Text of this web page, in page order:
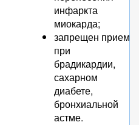
инфаркта
миокарда;
запрещен прием
при
брадикардии,
сахарном
диабете,
бронхиальной
астме.